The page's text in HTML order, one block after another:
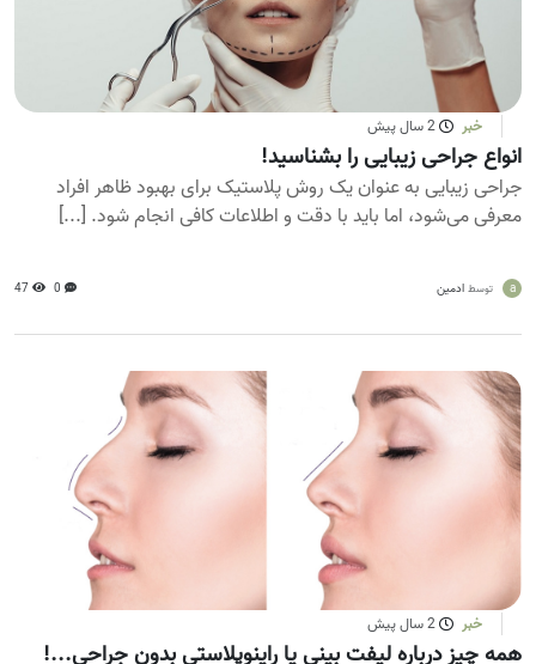
خبر 2 سال پیش
انواع جراحی زیبایی را بشناسید!
جراحی زیبایی به عنوان یک روش پلاستیک برای بهبود ظاهر افراد
معرفی می‌شود، اما باید با دقت و اطلاعات کافی انجام شود. [...]
a توسط ادمین 0
47
خبر 2 سال پیش
همه چیز درباره لیفت بینی یا راینوپلاستی بدون جراحی...!